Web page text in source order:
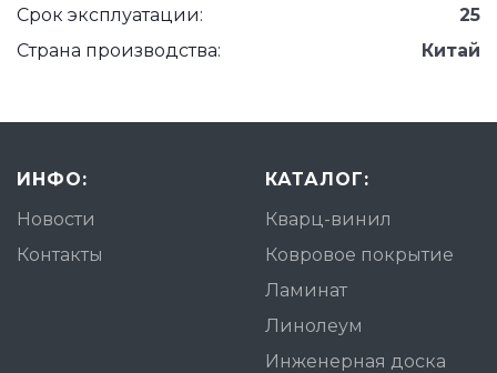
Срок эксплуатации:
25
Страна производства:
Китай
ИНФО:
Новости
Контакты
КАТАЛОГ:
Кварц-винил
Ковровое покрытие
Ламинат
Линолеум
Инженерная доска